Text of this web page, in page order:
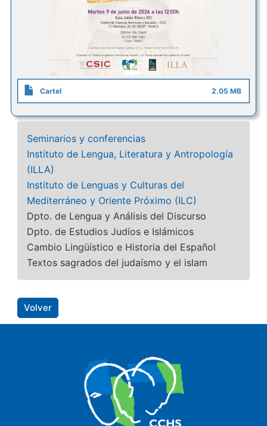
Cartel 2.05 MB
Seminarios y conferencias
Instituto de Lengua, Literatura y Antropología
(ILLA)
Instituto de Lenguas y Culturas del
Mediterráneo y Oriente Próximo (ILC)
Dpto. de Lengua y Análisis del Discurso
Dpto. de Estudios Judíos e Islámicos
Cambio Lingüístico e Historia del Español
Textos sagrados del judaísmo y el islam
Volver